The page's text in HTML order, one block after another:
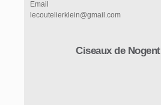
Email
lecoutelierklein@gmail.com
Ciseaux de Nogent